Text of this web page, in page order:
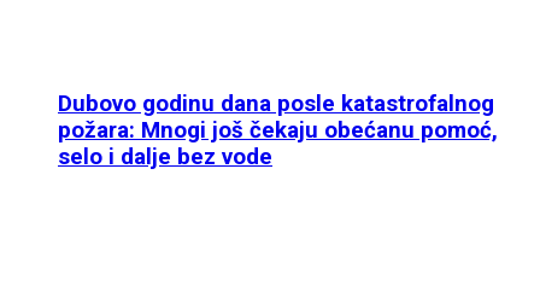
Dubovo godinu dana posle katastrofalnog
požara: Mnogi još čekaju obećanu pomoć,
selo i dalje bez vode